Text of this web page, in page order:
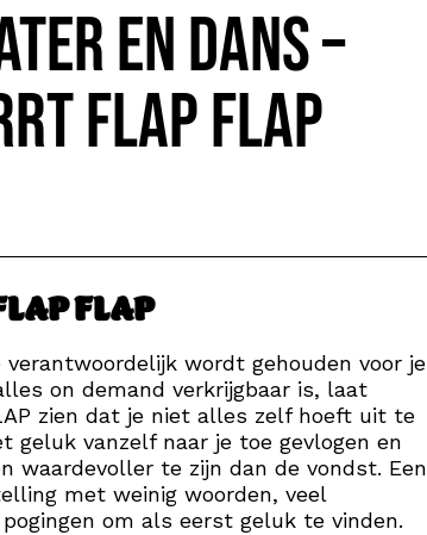
en dans –
FLAP FLAP
FLAP
wordt gehouden voor je
on demand verkrijgbaar is, laat
zien dat je niet alles zelf hoeft uit te
geluk vanzelf naar je toe gevlogen en
waardevoller te zijn dan de vondst. Een
met weinig woorden, veel
om als eerst geluk te vinden.